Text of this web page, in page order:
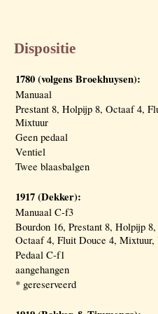
Dispositie
1780 (volgens Broekhuysen):
Manuaal
Prestant 8, Holpijp 8, Octaaf 4,
Mixtuur
Geen pedaal
Ventiel
Twee blaasbalgen
1917 (Dekker):
Manuaal C-f3
Bourdon 16, Prestant 8, Holpijp
Octaaf 4, Fluit Douce 4, Mixtuur,
Pedaal C-f1
aangehangen
* gereserveerd